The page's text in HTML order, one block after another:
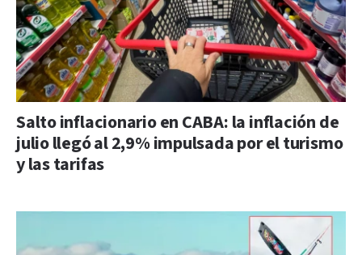
Salto inflacionario en CABA: la inflación de
julio llegó al 2,9% impulsada por el turismo
y las tarifas